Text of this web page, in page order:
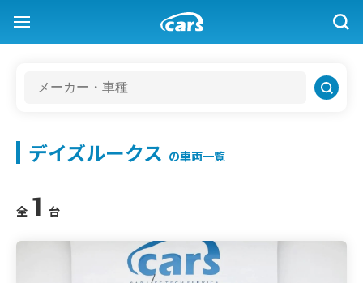
デイズルークス の車両一覧
全 1 台